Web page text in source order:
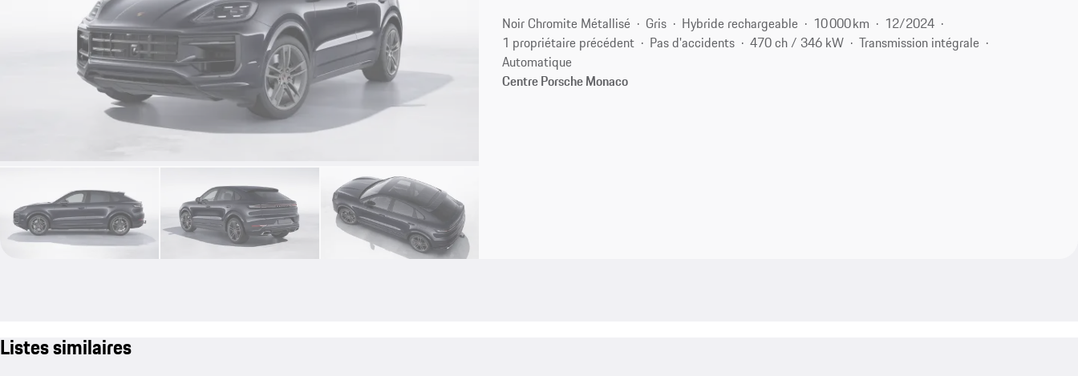
Noir Chromite Métallisé Gris Hybride rechargeable 10 000 km
12/2024
1 propriétaire précédent
Pas d'accidents 470 ch / 346 kW
Transmission intégrale
Automatique
Centre Porsche Monaco
Listes similaires